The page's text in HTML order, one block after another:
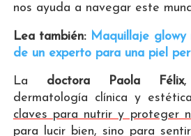
nos ayuda a navegar este
Lea también: Maquillaje glowy
de un experto para una piel
La doctora Paola Félix,
dermatología clínica y
claves para nutrir y proteger
para lucir bien, sino para